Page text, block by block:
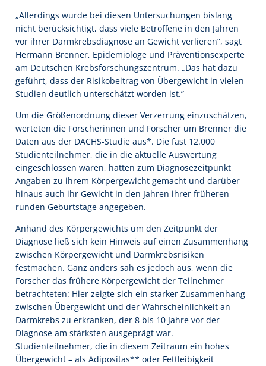
„Allerdings wurde bei diesen Untersuchungen bislang
nicht berücksichtigt, dass viele Betroffene in den Jahren
vor ihrer Darmkrebsdiagnose an Gewicht verlieren”, sagt
Hermann Brenner, Epidemiologe und Präventionsexperte
am Deutschen Krebsforschungszentrum. „Das hat dazu
geführt, dass der Risikobeitrag von Übergewicht in vielen
Studien deutlich unterschätzt worden ist.”
Um die Größenordnung dieser Verzerrung einzuschätzen,
werteten die Forscherinnen und Forscher um Brenner die
Daten aus der DACHS-Studie aus*. Die fast 12.000
Studienteilnehmer, die in die aktuelle Auswertung
eingeschlossen waren, hatten zum Diagnosezeitpunkt
Angaben zu ihrem Körpergewicht gemacht und darüber
hinaus auch ihr Gewicht in den Jahren ihrer früheren
runden Geburtstage angegeben.
Anhand des Körpergewichts um den Zeitpunkt der
Diagnose ließ sich kein Hinweis auf einen Zusammenhang
zwischen Körpergewicht und Darmkrebsrisiken
festmachen. Ganz anders sah es jedoch aus, wenn die
Forscher das frühere Körpergewicht der Teilnehmer
betrachteten: Hier zeigte sich ein starker Zusammenhang
zwischen Übergewicht und der Wahrscheinlichkeit an
Darmkrebs zu erkranken, der 8 bis 10 Jahre vor der
Diagnose am stärksten ausgeprägt war.
Studienteilnehmer, die in diesem Zeitraum ein hohes
Übergewicht – als Adipositas** oder Fettleibigkeit